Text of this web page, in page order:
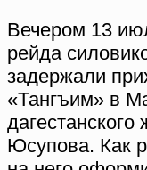
Вечером 13
рейда
задержали
«Тангъим» в
Юсупова. Как